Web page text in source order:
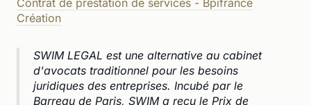
Création
SWIM LEGAL est une alternative au cabinet
d'avocats traditionnel pour les besoins
juridiques des entreprises. Incubé par le
Barreau de Paris, SWIM a reçu le Prix de